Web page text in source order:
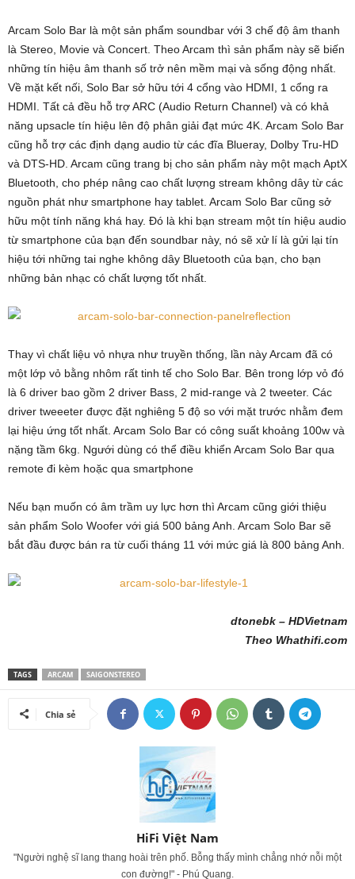
Arcam Solo Bar là một sản phẩm soundbar với 3 chế độ âm thanh
là Stereo, Movie và Concert. Theo Arcam thì sản phẩm này sẽ biến
những tín hiệu âm thanh số trở nên mềm mại và sống động nhất.
Về mặt kết nối, Solo Bar sở hữu tới 4 cổng vào HDMI, 1 cổng ra
HDMI. Tất cả đều hỗ trợ ARC (Audio Return Channel) và có khả
năng upsacle tín hiệu lên độ phân giải đạt mức 4K. Arcam Solo Bar
cũng hỗ trợ các định dạng audio từ các đĩa Blueray, Dolby Tru-HD
và DTS-HD. Arcam cũng trang bị cho sản phẩm này một mạch AptX
Bluetooth, cho phép nâng cao chất lượng stream không dây từ các
nguồn phát như smartphone hay tablet. Arcam Solo Bar cũng sở
hữu một tính năng khá hay. Đó là khi bạn stream một tín hiệu audio
từ smartphone của bạn đến soundbar này, nó sẽ xử lí là gửi lại tín
hiệu tới những tai nghe không dây Bluetooth của bạn, cho bạn
những bản nhạc có chất lượng tốt nhất.
Thay vì chất liệu vỏ nhựa như truyền thống, lần này Arcam đã có
một lớp vỏ bằng nhôm rất tinh tế cho Solo Bar. Bên trong lớp vỏ đó
là 6 driver bao gồm 2 driver Bass, 2 mid-range và 2 tweeter. Các
driver tweeeter được đặt nghiêng 5 độ so với mặt trước nhằm đem
lại hiệu ứng tốt nhất. Arcam Solo Bar có công suất khoảng 100w và
nặng tầm 6kg. Ngưới dùng có thể điều khiển Arcam Solo Bar qua
remote đi kèm hoặc qua smartphone
Nếu bạn muốn có âm trầm uy lực hơn thì Arcam cũng giới thiệu
sản phẩm Solo Woofer với giá 500 bảng Anh. Arcam Solo Bar sẽ
bắt đầu được bán ra từ cuối tháng 11 với mức giá là 800 bảng Anh.
dtonebk – HDVietnam
Theo Whathifi.com
TAGS ARCAM SAIGONSTEREO
Chia sẻ
HiFi Việt Nam
"Người nghệ sĩ lang thang hoài trên phố. Bỗng thấy mình chẳng nhớ nỗi một
con đường!" - Phú Quang.